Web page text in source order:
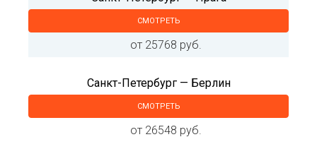
СМОТРЕТЬ
от 25768 руб.
Санкт-Петербург — Берлин
СМОТРЕТЬ
от 26548 руб.